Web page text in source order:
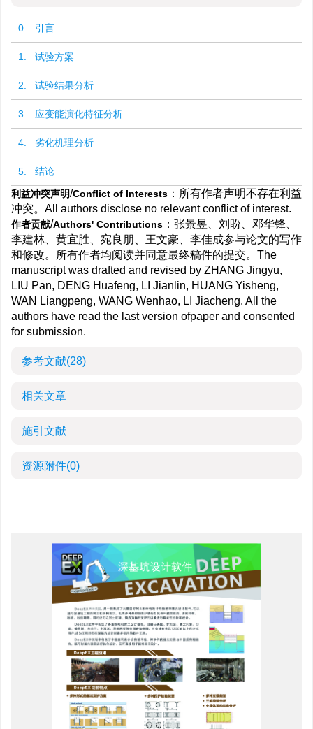
0. 引言
1. 试验方案
2. 试验结果分析
3. 应变能演化特征分析
4. 劣化机理分析
5. 结论
利益冲突声明/Conflict of Interests ：所有作者声明不存在利益
冲突。All authors disclose no relevant conflict of interest.
作者贡献/Authors' Contributions ：张景昱、刘盼、邓华锋、
李建林、黄宜胜、宛良朋、王文豪、李佳成参与论文的写作
和修改。所有作者均阅读并同意最终稿件的提交。The
manuscript was drafted and revised by ZHANG Jingyu,
LIU Pan, DENG Huafeng, LI Jianlin, HUANG Yisheng,
WAN Liangpeng, WANG Wenhao, LI Jiacheng. All the
authors have read the last version ofpaper and consented
for submission.
参考文献(28)
相关文章
施引文献
资源附件(0)